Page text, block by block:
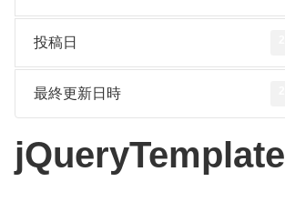
投稿日
最終更新日時
jQueryTemplate